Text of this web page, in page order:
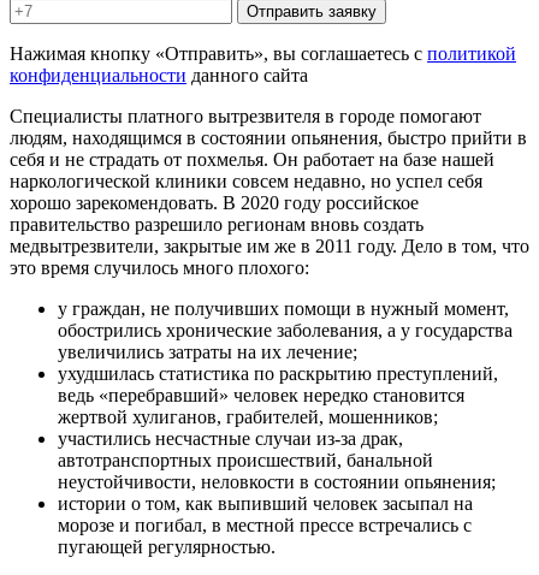
Отправить заявку
Нажимая кнопку «Отправить», вы соглашаетесь с политикой
конфиденциальности данного сайта
Специалисты платного вытрезвителя в городе помогают
людям, находящимся в состоянии опьянения, быстро прийти в
себя и не страдать от похмелья. Он работает на базе нашей
наркологической клиники совсем недавно, но успел себя
хорошо зарекомендовать. В 2020 году российское
правительство разрешило регионам вновь создать
медвытрезвители, закрытые им же в 2011 году. Дело в том, что
это время случилось много плохого:
у граждан, не получивших помощи в нужный момент,
обострились хронические заболевания, а у государства
увеличились затраты на их лечение;
ухудшилась статистика по раскрытию преступлений,
ведь «перебравший» человек нередко становится
жертвой хулиганов, грабителей, мошенников;
участились несчастные случаи из-за драк,
автотранспортных происшествий, банальной
неустойчивости, неловкости в состоянии опьянения;
истории о том, как выпивший человек засыпал на
морозе и погибал, в местной прессе встречались с
пугающей регулярностью.